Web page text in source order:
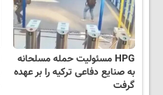
HPG مسئولیت حمله مسلحانه
به صنایع دفاعی ترکیه را بر عهده
گرفت